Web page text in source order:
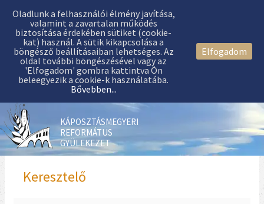
KÁPOSZTÁSMEGYERI
REFORMÁTUS
GYÜLEKEZET
Keresztelő
Oladlunk a felhasználói élmény javítása,
valamint a zavartalan működés
biztosítása érdekében sütiket (cookie-
kat) használ. A sütik kikapcsolása a
böngésző beállításaiban lehetséges. Az
oldal további böngészésével vagy az
'Elfogadom' gombra kattintva Ön
beleegyezik a cookie-k használatába.
Bővebben...
Elfogadom